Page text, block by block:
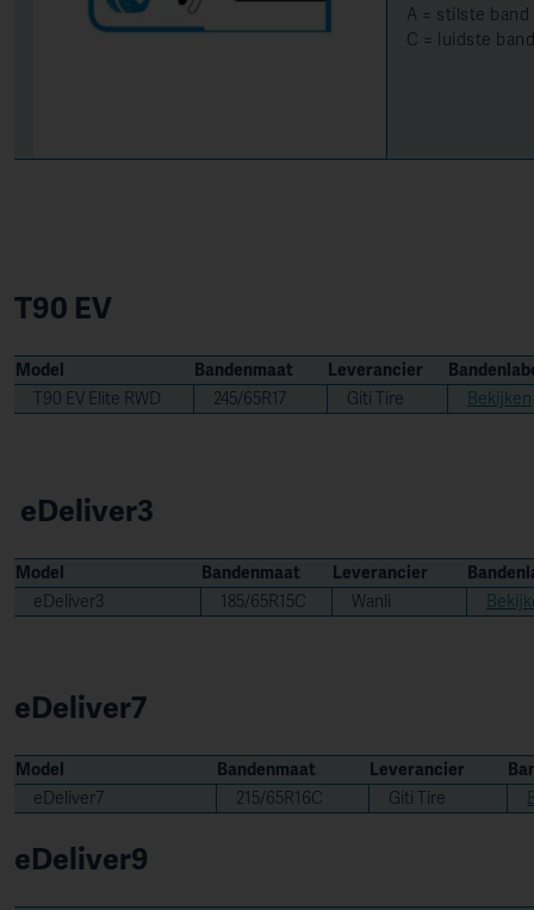
A = stilste band
C = luidste band
T90 EV
Model Bandenmaat Leverancier
T90 EV Elite RWD
245/65R17 Giti Tire Bekijken
eDeliver3
Model Bandenmaat Leverancier
eDeliver3
185/65R15C Wanli
eDeliver7
Model Bandenmaat Leverancier
eDeliver7
215/65R16C Giti Tire
eDeliver9